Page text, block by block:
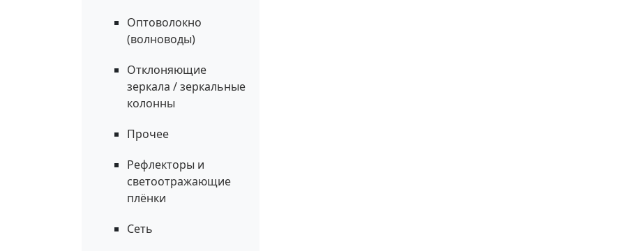
Оптоволокно
(волноводы)
Отклоняющие
зеркала / зеркальные
колонны
Прочее
Рефлекторы и
светоотражающие
плёнки
Сеть